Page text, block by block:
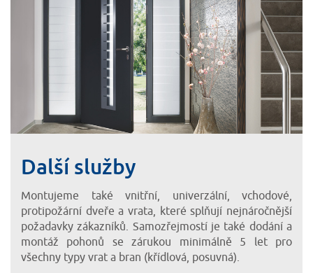
Další služby
Montujeme také vnitřní, univerzální, vchodové,
protipožární dveře a vrata, které splňují nejnáročnější
požadavky zákazníků. Samozřejmostí je také dodání a
montáž pohonů se zárukou minimálně 5 let pro
všechny typy vrat a bran (křídlová, posuvná).